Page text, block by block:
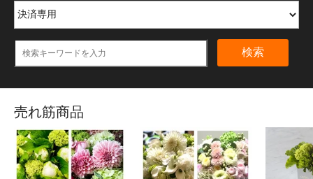
検索
売れ筋商品